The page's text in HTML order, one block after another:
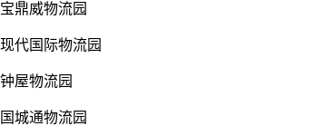
宝鼎威物流园
现代国际物流园
钟屋物流园
国城通物流园